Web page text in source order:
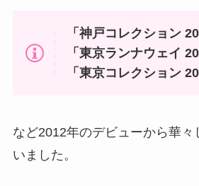
「神戸コレクション
「東京ランナウェイ
「東京コレクション
など2012年のデビューから華々
いました。